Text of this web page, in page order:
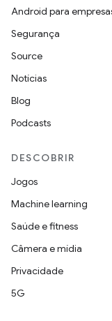
Android para
Segurança
Source
Notícias
Blog
Podcasts
DESCOBRIR
Jogos
Machine learning
Saúde e fitness
Câmera e mídia
Privacidade
5G